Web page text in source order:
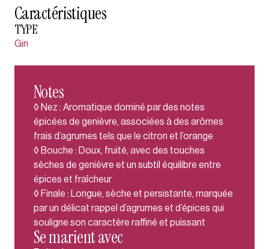
Caractéristiques
TYPE
Gin
Notes
◊ Nez : Aromatique dominé par des notes
épicées de genièvre, associées à des arômes
frais d’agrumes tels que le citron et l’orange
◊ Bouche : Doux, fruité, avec des touches
sèches de genièvre et un subtil équilibre entre
épices et fraîcheur
◊ Finale : Longue, sèche et persistante, marquée
par un délicat rappel d’agrumes et d’épices qui
souligne son caractère raffiné et puissant
Se marient avec